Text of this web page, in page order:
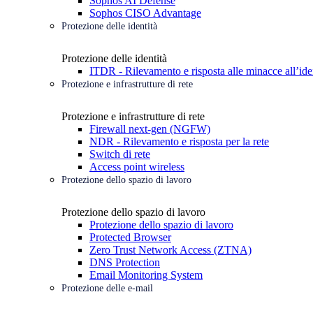
Sophos CISO Advantage
Protezione delle identità
Protezione delle identità
ITDR - Rilevamento e risposta alle minacce
Protezione e infrastrutture di rete
Protezione e infrastrutture di rete
Firewall next-gen (NGFW)
NDR - Rilevamento e risposta per la rete
Switch di rete
Access point wireless
Protezione dello spazio di lavoro
Protezione dello spazio di lavoro
Protezione dello spazio di lavoro
Protected Browser
Zero Trust Network Access (ZTNA)
DNS Protection
Email Monitoring System
Protezione delle e-mail